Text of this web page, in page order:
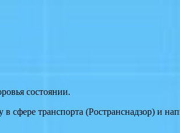
состоянии.
сфере транспорта (Ространснадзор) и